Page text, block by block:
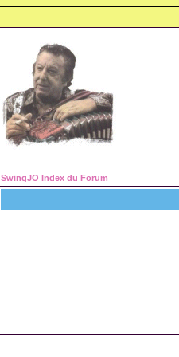
SwingJO Index du Forum